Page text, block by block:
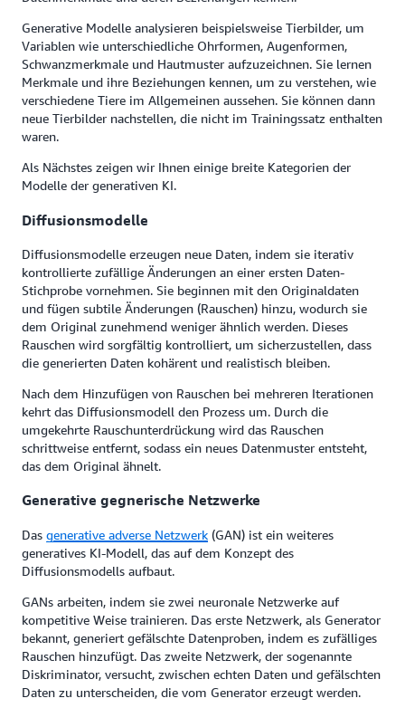
Generative Modelle analysieren beispielsweise Tierbilder, um
Variablen wie unterschiedliche Ohrformen, Augenformen,
Schwanzmerkmale und Hautmuster aufzuzeichnen. Sie lernen
Merkmale und ihre Beziehungen kennen, um zu verstehen, wie
verschiedene Tiere im Allgemeinen aussehen. Sie können dann
neue Tierbilder nachstellen, die nicht im Trainingssatz enthalten
waren.
Als Nächstes zeigen wir Ihnen einige breite Kategorien der
Modelle der generativen KI.
Diffusionsmodelle
Diffusionsmodelle erzeugen neue Daten, indem sie iterativ
kontrollierte zufällige Änderungen an einer ersten Daten-
Stichprobe vornehmen. Sie beginnen mit den Originaldaten
und fügen subtile Änderungen (Rauschen) hinzu, wodurch sie
dem Original zunehmend weniger ähnlich werden. Dieses
Rauschen wird sorgfältig kontrolliert, um sicherzustellen, dass
die generierten Daten kohärent und realistisch bleiben.
Nach dem Hinzufügen von Rauschen bei mehreren Iterationen
kehrt das Diffusionsmodell den Prozess um. Durch die
umgekehrte Rauschunterdrückung wird das Rauschen
schrittweise entfernt, sodass ein neues Datenmuster entsteht,
das dem Original ähnelt.
Generative gegnerische Netzwerke
Das generative adverse Netzwerk (GAN) ist ein weiteres
generatives KI-Modell, das auf dem Konzept des
Diffusionsmodells aufbaut.
GANs arbeiten, indem sie zwei neuronale Netzwerke auf
kompetitive Weise trainieren. Das erste Netzwerk, als Generator
bekannt, generiert gefälschte Datenproben, indem es zufälliges
Rauschen hinzufügt. Das zweite Netzwerk, der sogenannte
Diskriminator, versucht, zwischen echten Daten und gefälschten
Daten zu unterscheiden, die vom Generator erzeugt werden.